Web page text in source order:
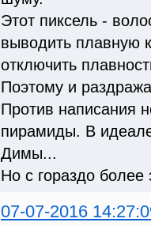
Этот пиксель -
выводить плавную
отключить
Поэтому и
Против написания
пирамиды. В
Димы...
Но с гораздо
07-07-2016